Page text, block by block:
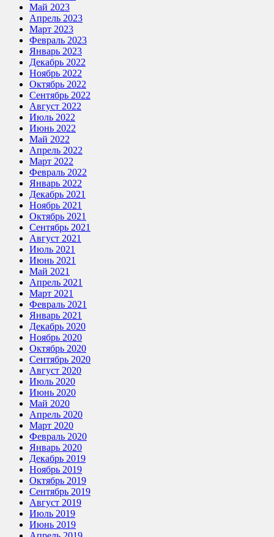
Май 2023
Апрель 2023
Март 2023
Февраль 2023
Январь 2023
Декабрь 2022
Ноябрь 2022
Октябрь 2022
Сентябрь 2022
Август 2022
Июль 2022
Июнь 2022
Май 2022
Апрель 2022
Март 2022
Февраль 2022
Январь 2022
Декабрь 2021
Ноябрь 2021
Октябрь 2021
Сентябрь 2021
Август 2021
Июль 2021
Июнь 2021
Май 2021
Апрель 2021
Март 2021
Февраль 2021
Январь 2021
Декабрь 2020
Ноябрь 2020
Октябрь 2020
Сентябрь 2020
Август 2020
Июль 2020
Июнь 2020
Май 2020
Апрель 2020
Март 2020
Февраль 2020
Январь 2020
Декабрь 2019
Ноябрь 2019
Октябрь 2019
Сентябрь 2019
Август 2019
Июль 2019
Июнь 2019